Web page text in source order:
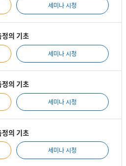
세미나 시청
의 기초
세미나 시청
의 기초
세미나 시청
의 기초
세미나 시청